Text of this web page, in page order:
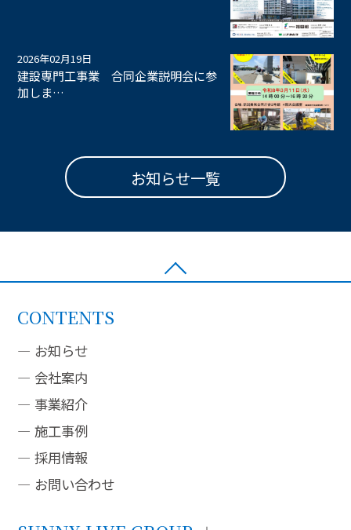
2026年02月19日
建設専門工事業 合同企業説明会に参
加しま…
お知らせ一覧
CONTENTS
お知らせ
会社案内
事業紹介
施工事例
採用情報
お問い合わせ